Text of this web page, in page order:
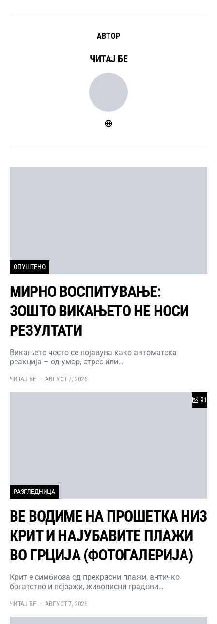
АВТОР
ЧИТАЈ БЕ
ОПУШТЕНО
МИРНО ВОСПИТУВАЊЕ:
ЗОШТО ВИКАЊЕТО НЕ НОСИ
РЕЗУЛТАТИ
Викањето често се појавува како автоматска
реакција – од умор, стрес или…
ЧИТАЈ БЕ АВГУСТ 7, 2026
РАЗГЛЕДНИЦА
91
ВЕ ВОДИМЕ НА ПРОШЕТКА НИЗ
КРИТ И НАЈУБАВИТЕ ПЛАЖИ
ВО ГРЦИЈА (ФОТОГАЛЕРИЈА)
Крит е симбиоза од прекрасни плажи, античко
богатство и пејзажи, живописни градови…
ЧИТАЈ БЕ АВГУСТ 7, 2026